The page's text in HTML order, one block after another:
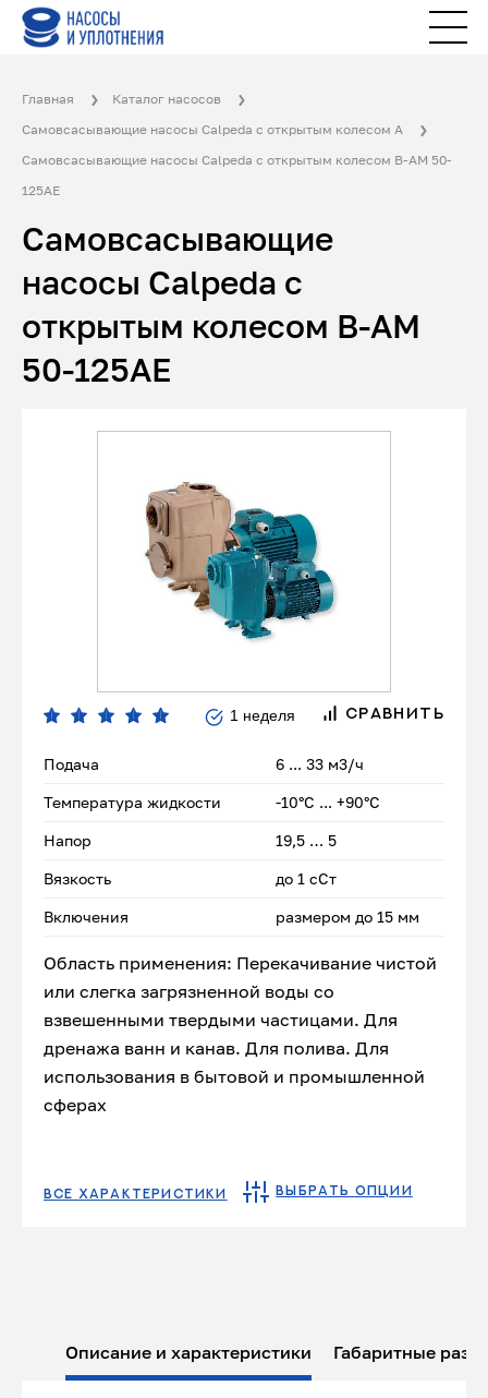
Главная
Каталог насосов
Самовсасывающие насосы Calpeda с открытым колесом A
Самовсасывающие насосы Calpeda с открытым колесом B-AM 50-
125AE
Самовсасывающие
насосы Calpeda с
открытым колесом B-AM
50-125AE
1 неделя СРАВНИТЬ
Подача 6 ... 33 м3/ч
Температура жидкости -10°С ... +90°С
Напор 19,5 … 5
Вязкость до 1 сСт
Включения размером до 15 мм
Область применения: Перекачивание чистой
или слегка загрязненной воды со
взвешенными твердыми частицами. Для
дренажа ванн и канав. Для полива. Для
использования в бытовой и промышленной
сферах
ВСЕ ХАРАКТЕРИСТИКИ ВЫБРАТЬ ОПЦИИ
Описание и характеристики Габаритные